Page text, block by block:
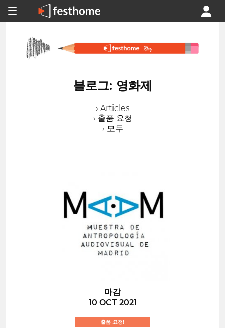
블로그: 영화제
› Articles
› 출품 요청
› 모두
마감
10 OCT 2021
출품 요청!